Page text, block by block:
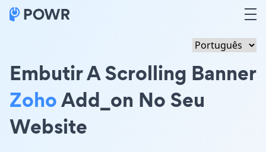
Embutir A Scrolling Banner
ZohoAdd_on No Seu
Website